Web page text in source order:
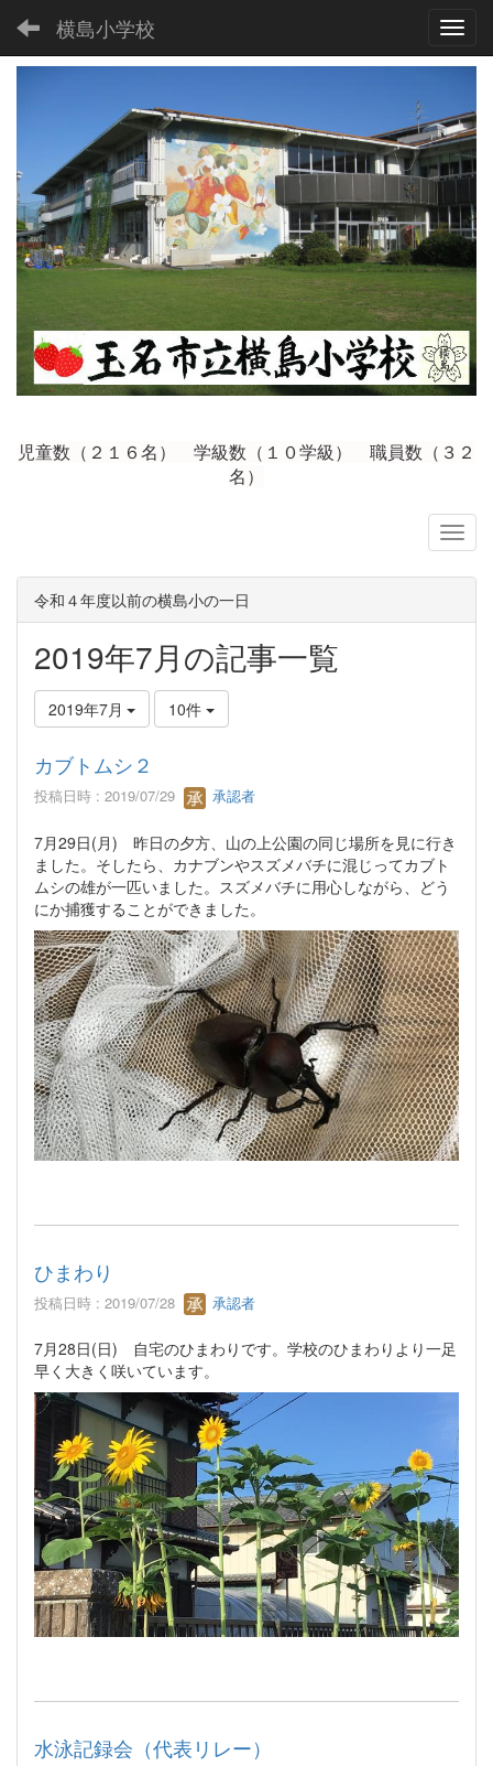
横島小学校
児童数（２１６名） 学級数（１０学級） 職員数（３２
名）
令和４年度以前の横島小の一日
2019年7月の記事一覧
2019年7月 10件
カブトムシ２
投稿日時 : 2019/07/29 承認者
7月29日(月) 昨日の夕方、山の上公園の同じ場所を見に行き
ました。そしたら、カナブンやスズメバチに混じってカブト
ムシの雄が一匹いました。スズメバチに用心しながら、どう
にか捕獲することができました。
ひまわり
投稿日時 : 2019/07/28 承認者
7月28日(日) 自宅のひまわりです。学校のひまわりより一足
早く大きく咲いています。
水泳記録会（代表リレー）